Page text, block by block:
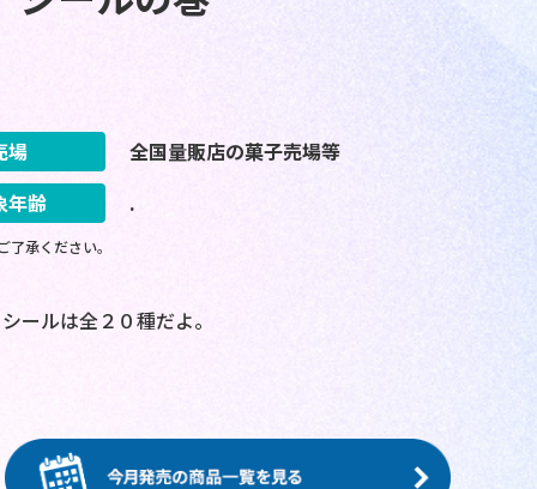
場
全国量販店の菓子売場等
年齢
.
承ください。
ールは全２０種だよ。